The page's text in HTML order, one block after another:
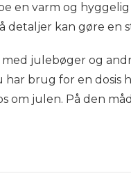
en varm og
detaljer kan gøre
julebøger og
brug for en
om julen. På den